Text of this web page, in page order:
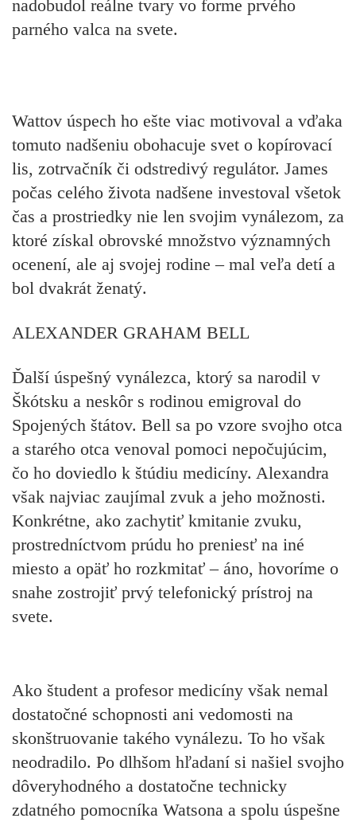
nadobudol reálne tvary vo forme prvého
parného valca na svete.
Wattov úspech ho ešte viac motivoval a vďaka
tomuto nadšeniu obohacuje svet o kopírovací
lis, zotrvačník či odstredivý regulátor. James
počas celého života nadšene investoval všetok
čas a prostriedky nie len svojim vynálezom, za
ktoré získal obrovské množstvo významných
ocenení, ale aj svojej rodine – mal veľa detí a
bol dvakrát ženatý.
ALEXANDER GRAHAM BELL
Ďalší úspešný vynálezca, ktorý sa narodil v
Škótsku a neskôr s rodinou emigroval do
Spojených štátov. Bell sa po vzore svojho otca
a starého otca venoval pomoci nepočujúcim,
čo ho doviedlo k štúdiu medicíny. Alexandra
však najviac zaujímal zvuk a jeho možnosti.
Konkrétne, ako zachytiť kmitanie zvuku,
prostredníctvom prúdu ho preniesť na iné
miesto a opäť ho rozkmitať – áno, hovoríme o
snahe zostrojiť prvý telefonický prístroj na
svete.
Ako študent a profesor medicíny však nemal
dostatočné schopnosti ani vedomosti na
skonštruovanie takého vynálezu. To ho však
neodradilo. Po dlhšom hľadaní si našiel svojho
dôveryhodného a dostatočne technicky
zdatného pomocníka Watsona a spolu úspešne